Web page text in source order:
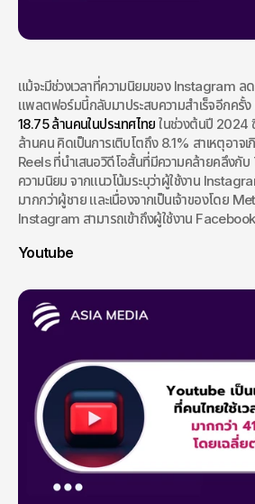
แม้จะมีช่วงเวลาที่ความนิยมของ Instagram ล
แพลตฟอร์มนี้กลับมาประสบความสำเร็จอีกครั้ง
18.75 ล้านคนในประเทศไทย ในช่วงต้นปี 2024
ล้านคน คิดเป็นการเติบโตถึง 8.1% สาเหตุอาจ
Reels ที่นำเสนอวิดีโอสั้นที่มีความคล้ายคลึงกั
ความนิยม จากแนวโน้มระบุว่าผู้ใช้งาน
มากกว่าผู้ชาย และเนื่องจากเป็นเจ้าของโดย
Instagram สามารถเข้าถึงผู้ใช้งาน
Youtube